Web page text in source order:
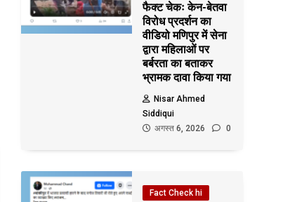
फैक्ट चेकः केन-बेतवा
विरोध प्रदर्शन का
वीडियो मणिपुर में सेना
द्वारा महिलाओं पर
बर्बरता का बताकर
भ्रामक दावा किया गया
Nisar Ahmed
Siddiqui
अगस्त 6, 2026
0
Fact Check hi